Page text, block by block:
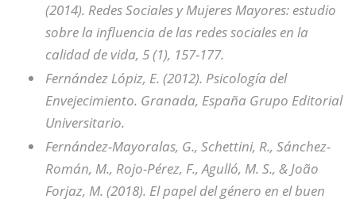
(2014). Redes Sociales y Mujeres Mayores: estudio
sobre la influencia de las redes sociales en la
calidad de vida, 5 (1), 157-177.
Fernández Lópiz, E. (2012). Psicología del
Envejecimiento. Granada, España Grupo Editorial
Universitario.
Fernández-Mayoralas, G., Schettini, R., Sánchez-
Román, M., Rojo-Pérez, F., Agulló, M. S., & João
Forjaz, M. (2018). El papel del género en el buen